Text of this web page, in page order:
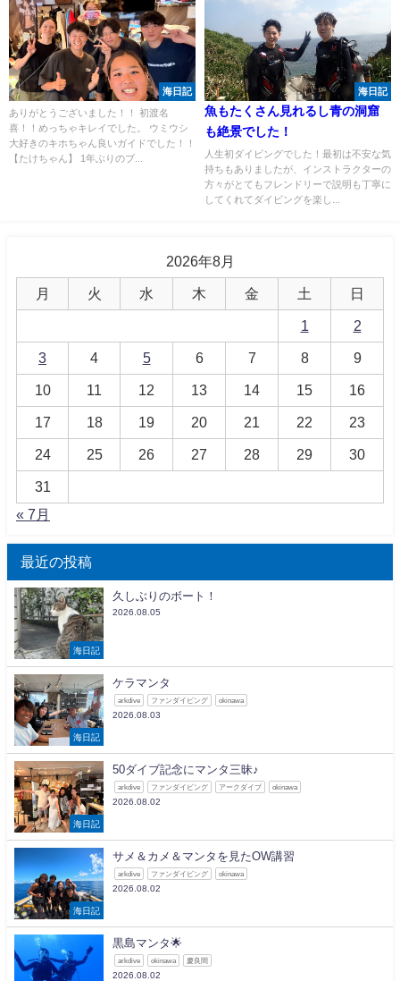
海日記
ありがとうございました！！ 初渡名
喜！！めっちゃキレイでした。 ウミウシ
大好きのキホちゃん良いガイドでした！！
【たけちゃん】 1年ぶりのブ...
海日記
魚もたくさん見れるし青の洞窟
も絶景でした！
人生初ダイビングでした！最初は不安な気
持ちもありましたが、インストラクターの
方々がとてもフレンドリーで説明も丁寧に
してくれてダイビングを楽し...
2026年8月
月 火 水 木 金 土 日
1 2
3 4 5 6 7 8 9
10 11 12 13 14 15 16
17 18 19 20 21 22 23
24 25 26 27 28 29 30
31
« 7月
最近の投稿
海日記
久しぶりのボート！
2026.08.05
海日記
ケラマンタ
arkdive ファンダイビング okinawa
2026.08.03
海日記
50ダイブ記念にマンタ三昧♪
arkdive ファンダイビング アークダイブ okinawa
2026.08.02
海日記
サメ＆カメ＆マンタを見たOW講習
arkdive ファンダイビング okinawa
2026.08.02
黒島マンタ🌟
arkdive okinawa 慶良間
2026.08.02